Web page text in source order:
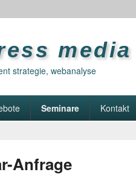
media
strategie, webanalyse
Seminare Kontakt
Anfrage